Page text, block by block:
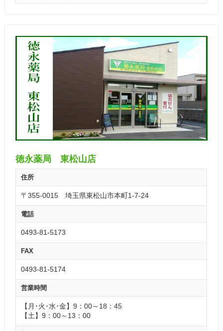
徳永薬局 東松山店
住所
〒355-0015 埼玉県東松山市本町1-7-24
電話
0493-81-5173
FAX
0493-81-5174
営業時間
【月･火･水･金】9：00～18：45
【土】9：00～13：00